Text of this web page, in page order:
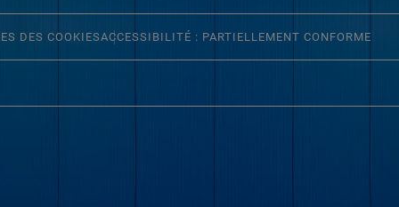
DES COOKIESACCESSIBILITÉ : PARTIELLEMENT CONFORME